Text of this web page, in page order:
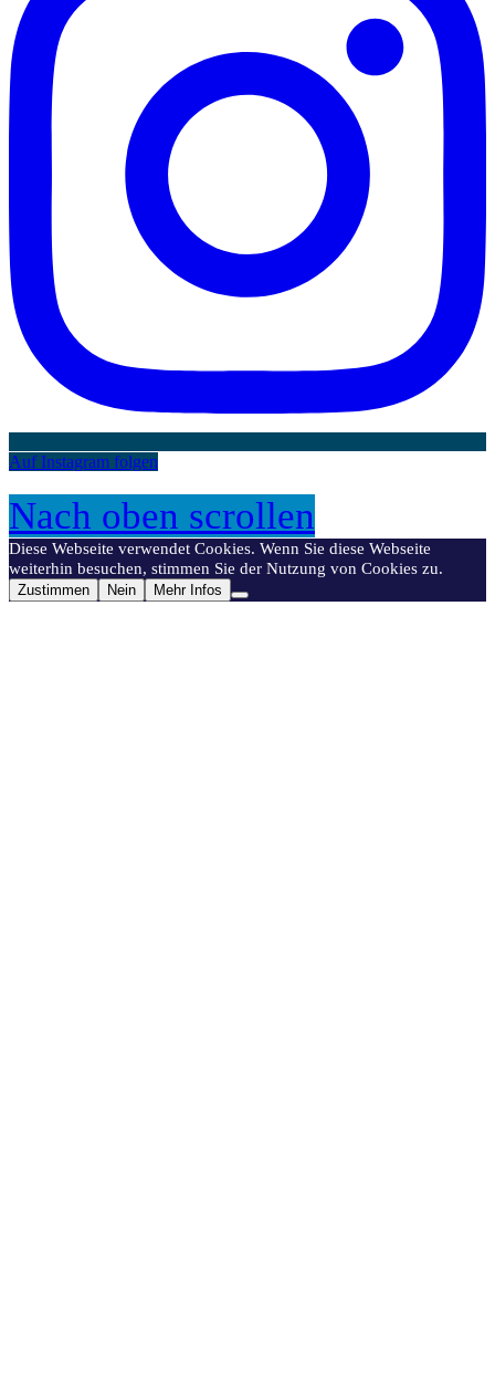
Auf Instagram folgen
Nach oben scrollen
Diese Webseite verwendet Cookies. Wenn Sie diese Webseite
weiterhin besuchen, stimmen Sie der Nutzung von Cookies zu.
Zustimmen Nein Mehr Infos